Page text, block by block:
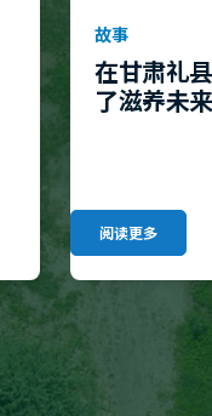
故事
在甘肃礼
了滋养未
阅读更多